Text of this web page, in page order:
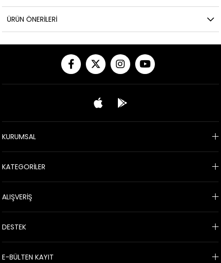
ÜRÜN ÖNERILERI
KURUMSAL
KATEGORİLER
ALIŞVERİŞ
DESTEK
E-BÜLTEN KAYIT